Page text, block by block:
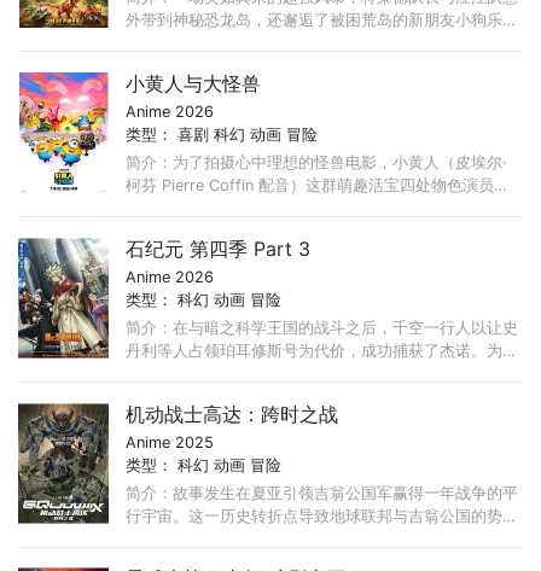
外带到神秘恐龙岛，还邂逅了被困荒岛的新朋友小狗乐
小黄人与大怪兽
Anime 2026
类型：喜剧 科幻 动画 冒险
简介：为了拍摄心中理想的怪兽电影，小黄人（皮埃尔·
柯芬 Pierre Coffin 配音）这群萌趣活宝四处物色演员，
石纪元 第四季 Part 3
Anime 2026
类型：科幻 动画 冒险
简介：在与暗之科学王国的战斗之后，千空一行人以让史
丹利等人占领珀耳修斯号为代价，成功捕获了杰诺。为了
机动战士高达：跨时之战
Anime 2025
类型：科幻 动画 冒险
简介：故事发生在夏亚引领吉翁公国军赢得一年战争的平
行宇宙。这一历史转折点导致地球联邦与吉翁公国的势力